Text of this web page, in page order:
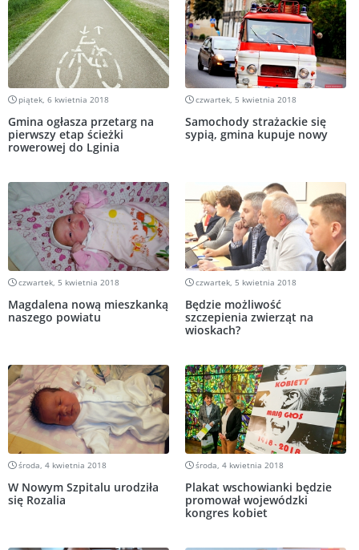
piątek, 6 kwietnia 2018
Gmina ogłasza przetarg na
pierwszy etap ścieżki
rowerowej do Lginia
czwartek, 5 kwietnia 2018
Samochody strażackie się
sypią, gmina kupuje nowy
czwartek, 5 kwietnia 2018
Magdalena nową mieszkanką
naszego powiatu
czwartek, 5 kwietnia 2018
Będzie możliwość
szczepienia zwierząt na
wioskach?
środa, 4 kwietnia 2018
W Nowym Szpitalu urodziła
się Rozalia
środa, 4 kwietnia 2018
Plakat wschowianki będzie
promował wojewódzki
kongres kobiet